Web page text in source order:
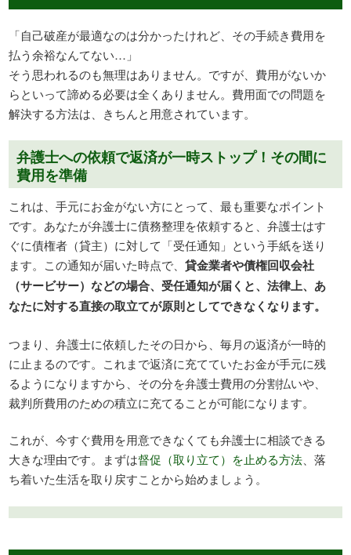
「自己破産が最適なのは分かったけれど、その手続き費用を
払う余裕なんてない…」
そう思われるのも無理はありません。ですが、費用がないか
らといって諦める必要は全くありません。費用面での問題を
解決する方法は、きちんと用意されています。
弁護士への依頼で返済が一時ストップ！その間に
費用を準備
これは、手元にお金がない方にとって、最も重要なポイント
です。あなたが弁護士に債務整理を依頼すると、弁護士はす
ぐに債権者（貸主）に対して「受任通知」という手紙を送り
ます。この通知が届いた時点で、貸金業者や債権回収会社
（サービサー）などの場合、受任通知が届くと、法律上、あ
なたに対する直接の取立てが原則としてできなくなります。
つまり、弁護士に依頼したその日から、毎月の返済が一時的
に止まるのです。これまで返済に充てていたお金が手元に残
るようになりますから、その分を弁護士費用の分割払いや、
裁判所費用のための積立に充てることが可能になります。
これが、今すぐ費用を用意できなくても弁護士に相談できる
大きな理由です。まずは督促（取り立て）を止める方法、落
ち着いた生活を取り戻すことから始めましょう。